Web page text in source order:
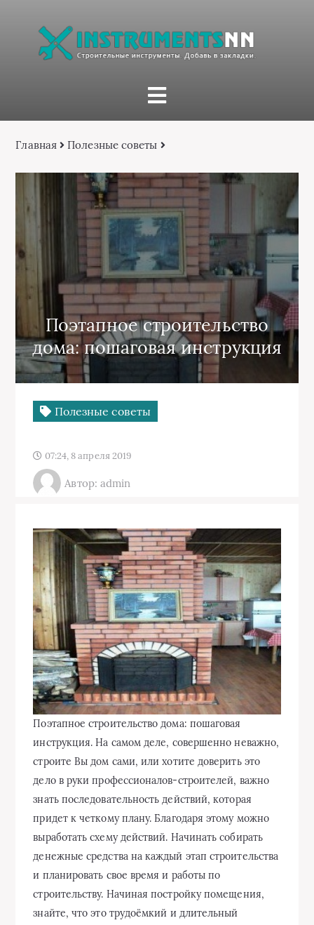
Главная Полезные советы
Поэтапное строительство
дома: пошаговая инструкция
Полезные советы
07:24, 8 апреля 2019
Автор: admin
Поэтапное строительство дома: пошаговая
инструкция. На самом деле, совершенно неважно,
строите Вы дом сами, или хотите доверить это
дело в руки профессионалов-строителей, важно
знать последовательность действий, которая
придет к четкому плану. Благодаря этому можно
выработать схему действий. Начинать собирать
денежные средства на каждый этап строительства
и планировать свое время и работы по
строительству. Начиная постройку помещения,
знайте, что это трудоёмкий и длительный